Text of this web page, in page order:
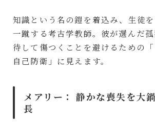
知識という名の鎧を着込み、生徒
一蹴する考古学教師。彼が選んだ
待して傷つくことを避けるための
自己防衛」に見えます。
メアリー： 静かな喪失を大
長